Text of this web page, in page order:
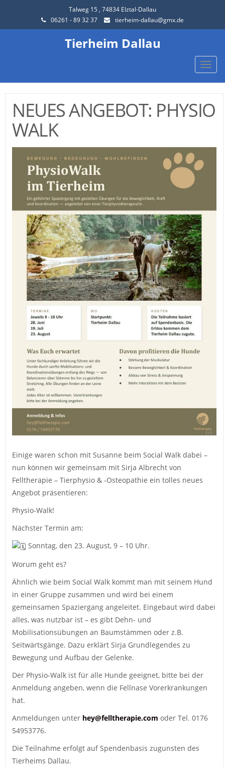
Talweg 15 , 74834 Elztal-Dallau
06261 - 89 32 37
tierheim-dallau@gmx.de
Tierheim Dallau
Toggle
NEUES ANGEBOT: PHYSIO
WALK
Einige waren schon mit Susanne beim Social Walk dabei –
nun können wir gemeinsam mit Sirja Albrecht von
Felltherapie – Tierphysio & -Osteopathie ein tolles neues
Angebot präsentieren:
Physio-Walk!
Nächster Termin am:
Sonntag, den 23. August, 9 – 10 Uhr.
Worum geht es?
Ähnlich wie beim Social Walk kommt man mit seinem Hund
in einer Gruppe zusammen und wird bei einem
gemeinsamen Spaziergang angeleitet. Eingebaut wird dabei
alles, was nutzbar ist – es gibt Dehn- und
Mobilisationsübungen an Baumstämmen oder z.B.
Seitwärtsgänge. Dazu erklärt Sirja Grundlegendes zu
Bewegung und Aufbau der Gelenke.
Der Physio-Walk ist für alle Hunde geeignet, bitte bei der
Anmeldung angeben, wenn die Fellnase Vorerkrankungen
hat.
Anmeldungen unter hey@felltherapie.com oder Tel. 0176
54953776.
Die Teilnahme erfolgt auf Spendenbasis zugunsten des
Tierheims Dallau.